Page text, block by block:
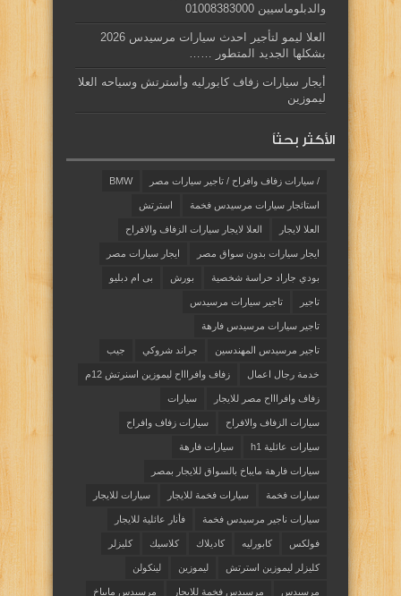
والدبلوماسيين 01008383000
العلا ليمو لتأجير احدث سيارات مرسيدس 2026
بشكلها الجديد المتطور ……
أيجار سيارات زفاف كابورليه وأسترتش وسياحه العلا
ليموزين
الأكثر بحثاً
/ سيارات زفاف وافراح / تاجير سيارات مصر BMW
استائجار سيارات مرسيدس فخمة استرتش
العلا لايجار العلا لايجار سيارات الزفاف والافراح
ايجار سيارات بدون سواق مصر ايجار سيارات مصر
بودي جاراد حراسة شخصية بورش بى ام دبليو
تاجير تاجير سيارات مرسيدس
تاجير سيارات مرسيدس فارهة
تاجير مرسيدس المهندسين جراند شروكي جيب
خدمة رجال اعمال زفاف وافراااح ليموزين اسنرتش 12م
زفاف وافراااح مصر للايجار سيارات
سيارات الزفاف والافراح سيارات زفاف وافراح
سيارات عائلية h1 سيارات فارهة
سيارات فارهة مايباخ بالسواق للايجار بمصر
سيارات فخمة سيارات فخمة للايجار سيارات للايجار
سيارات ناجير مرسيدس فخمة فأنار عائلية للايجار
فولكس كابورليه كاديلاك كلاسيك كليزلر
كليزلر ليموزين استرتش ليموزين لينكولن
مرسيدس مرسيدس فخمة للايجار مرسيدس مايباخ